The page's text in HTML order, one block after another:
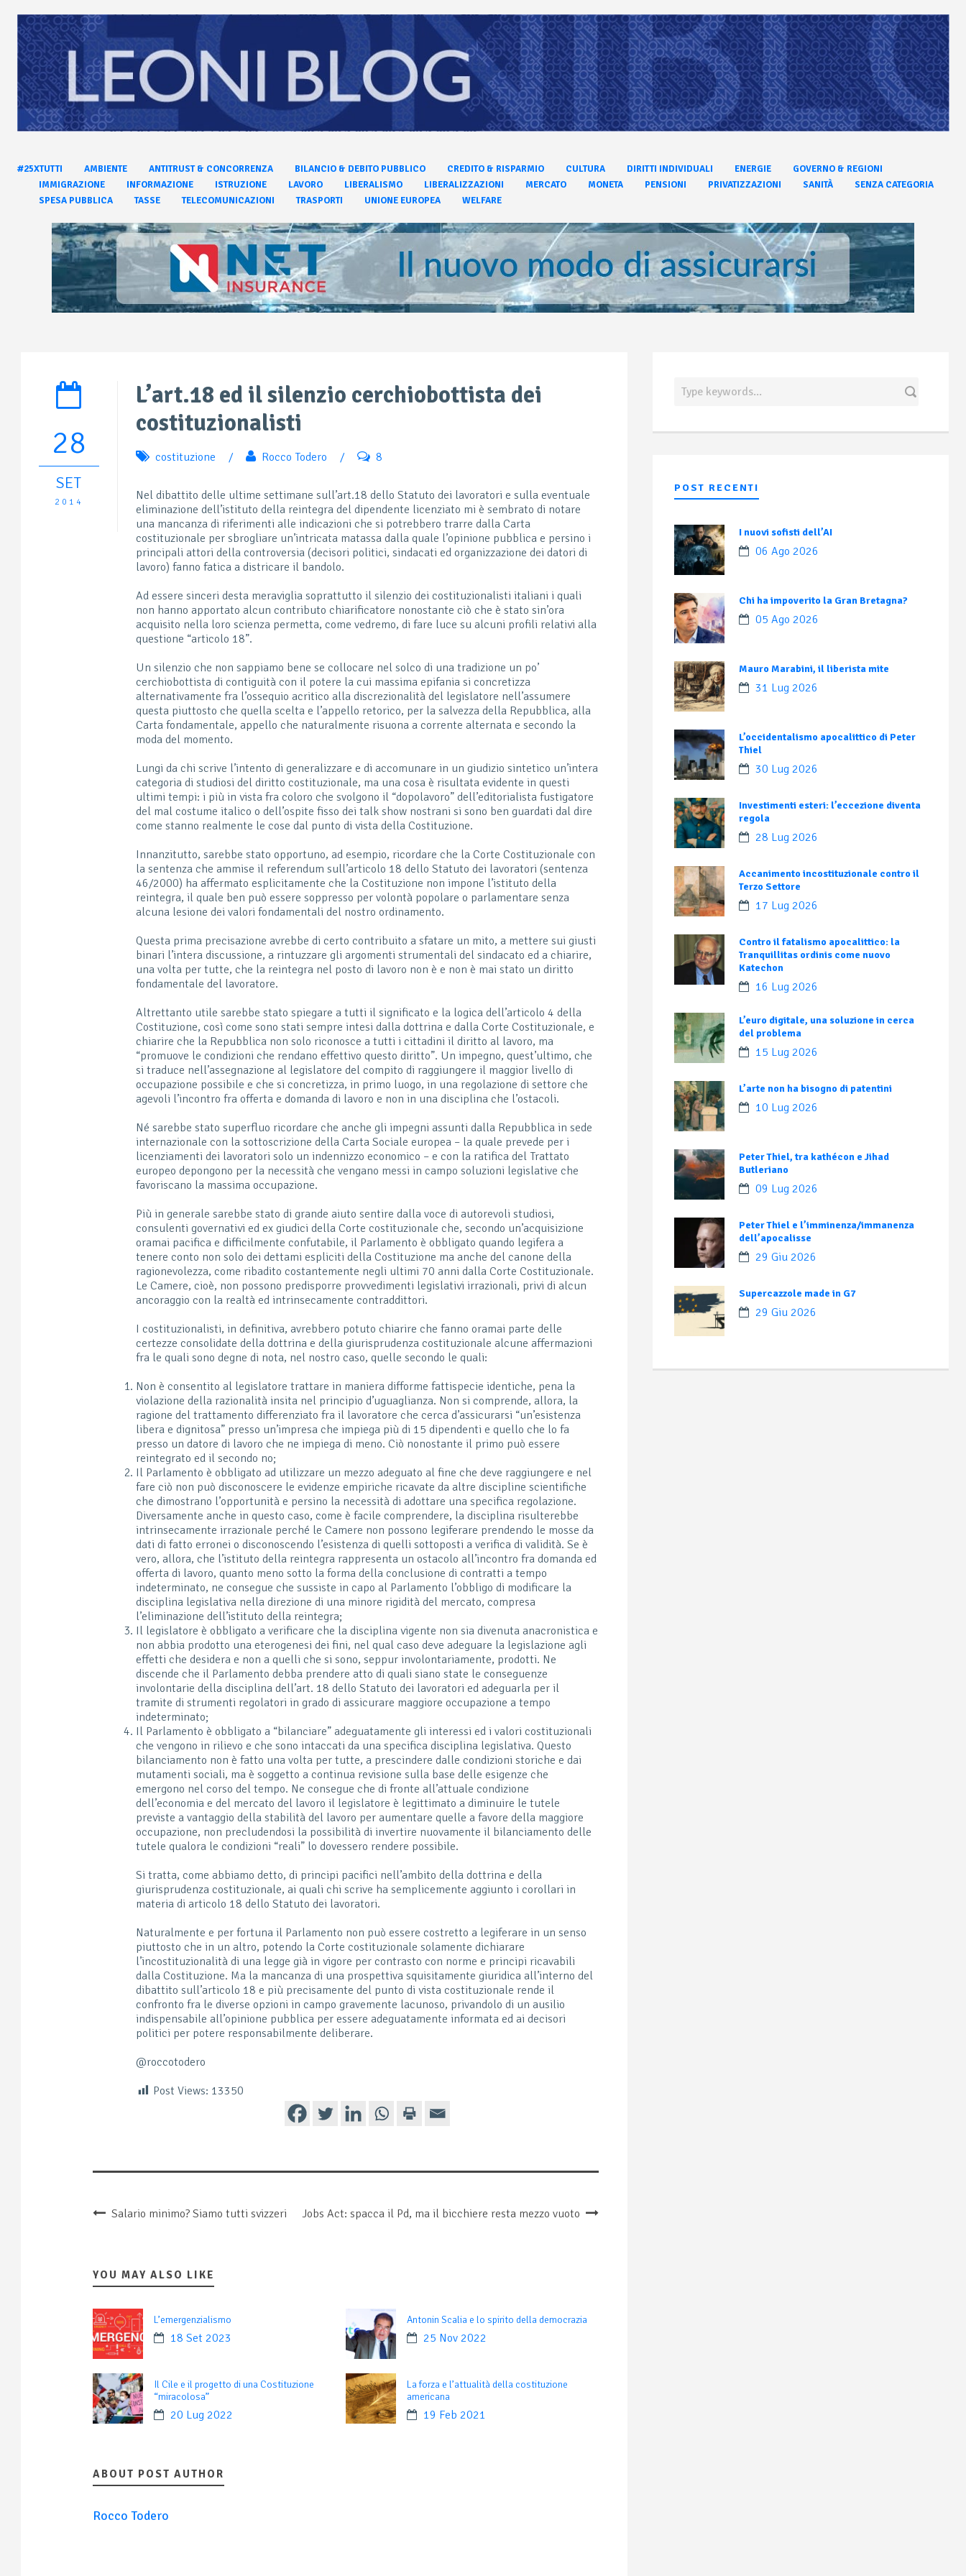
#25XTUTTI AMBIENTE ANTITRUST & CONCORRENZA BILANCIO & DEBITO PUBBLICO CREDITO & RISPARMIO CULTURA DIRITTI INDIVIDUALI ENERGIE
GOVERNO & REGIONI
IMMIGRAZIONE
INFORMAZIONE ISTRUZIONE LAVORO LIBERALISMO LIBERALIZZAZIONI MERCATO MONETA PENSIONI PRIVATIZZAZIONI SANITÀ
SENZA CATEGORIA
SPESA PUBBLICA
TASSE TELECOMUNICAZIONI TRASPORTI UNIONE EUROPEA WELFARE
28
SET
2014
L’art.18 ed il silenzio cerchiobottista dei
costituzionalisti
costituzione / Rocco Todero / 8
Nel dibattito delle ultime settimane sull’art.18 dello Statuto dei lavoratori e sulla eventuale
eliminazione dell’istituto della reintegra del dipendente licenziato mi è sembrato di notare
una mancanza di riferimenti alle indicazioni che si potrebbero trarre dalla Carta
costituzionale per sbrogliare un’intricata matassa dalla quale l’opinione pubblica e persino i
principali attori della controversia (decisori politici, sindacati ed organizzazione dei datori di
lavoro) fanno fatica a districare il bandolo.
Ad essere sinceri desta meraviglia soprattutto il silenzio dei costituzionalisti italiani i quali
non hanno apportato alcun contributo chiarificatore nonostante ciò che è stato sin’ora
acquisito nella loro scienza permetta, come vedremo, di fare luce su alcuni profili relativi alla
questione “articolo 18”.
Un silenzio che non sappiamo bene se collocare nel solco di una tradizione un po’
cerchiobottista di contiguità con il potere la cui massima epifania si concretizza
alternativamente fra l’ossequio acritico alla discrezionalità del legislatore nell’assumere
questa piuttosto che quella scelta e l’appello retorico, per la salvezza della Repubblica, alla
Carta fondamentale, appello che naturalmente risuona a corrente alternata e secondo la
moda del momento.
Lungi da chi scrive l’intento di generalizzare e di accomunare in un giudizio sintetico un’intera
categoria di studiosi del diritto costituzionale, ma una cosa è risultata evidente in questi
ultimi tempi: i più in vista fra coloro che svolgono il “dopolavoro” dell’editorialista fustigatore
del mal costume italico o dell’ospite fisso dei talk show nostrani si sono ben guardati dal dire
come stanno realmente le cose dal punto di vista della Costituzione.
Innanzitutto, sarebbe stato opportuno, ad esempio, ricordare che la Corte Costituzionale con
la sentenza che ammise il referendum sull’articolo 18 dello Statuto dei lavoratori (sentenza
46/2000) ha affermato esplicitamente che la Costituzione non impone l’istituto della
reintegra, il quale ben può essere soppresso per volontà popolare o parlamentare senza
alcuna lesione dei valori fondamentali del nostro ordinamento.
Questa prima precisazione avrebbe di certo contribuito a sfatare un mito, a mettere sui giusti
binari l’intera discussione, a rintuzzare gli argomenti strumentali del sindacato ed a chiarire,
una volta per tutte, che la reintegra nel posto di lavoro non è e non è mai stato un diritto
fondamentale del lavoratore.
Altrettanto utile sarebbe stato spiegare a tutti il significato e la logica dell’articolo 4 della
Costituzione, così come sono stati sempre intesi dalla dottrina e dalla Corte Costituzionale, e
chiarire che la Repubblica non solo riconosce a tutti i cittadini il diritto al lavoro, ma
“promuove le condizioni che rendano effettivo questo diritto”. Un impegno, quest’ultimo, che
si traduce nell’assegnazione al legislatore del compito di raggiungere il maggior livello di
occupazione possibile e che si concretizza, in primo luogo, in una regolazione di settore che
agevoli l’incontro fra offerta e domanda di lavoro e non in una disciplina che l’ostacoli.
Né sarebbe stato superfluo ricordare che anche gli impegni assunti dalla Repubblica in sede
internazionale con la sottoscrizione della Carta Sociale europea – la quale prevede per i
licenziamenti dei lavoratori solo un indennizzo economico – e con la ratifica del Trattato
europeo depongono per la necessità che vengano messi in campo soluzioni legislative che
favoriscano la massima occupazione.
Più in generale sarebbe stato di grande aiuto sentire dalla voce di autorevoli studiosi,
consulenti governativi ed ex giudici della Corte costituzionale che, secondo un’acquisizione
oramai pacifica e difficilmente confutabile, il Parlamento è obbligato quando legifera a
tenere conto non solo dei dettami espliciti della Costituzione ma anche del canone della
ragionevolezza, come ribadito costantemente negli ultimi 70 anni dalla Corte Costituzionale.
Le Camere, cioè, non possono predisporre provvedimenti legislativi irrazionali, privi di alcun
ancoraggio con la realtà ed intrinsecamente contraddittori.
I costituzionalisti, in definitiva, avrebbero potuto chiarire che fanno oramai parte delle
certezze consolidate della dottrina e della giurisprudenza costituzionale alcune affermazioni
fra le quali sono degne di nota, nel nostro caso, quelle secondo le quali:
Non è consentito al legislatore trattare in maniera difforme fattispecie identiche, pena la
violazione della razionalità insita nel principio d’uguaglianza. Non si comprende, allora, la
ragione del trattamento differenziato fra il lavoratore che cerca d’assicurarsi “un’esistenza
libera e dignitosa” presso un’impresa che impiega più di 15 dipendenti e quello che lo fa
presso un datore di lavoro che ne impiega di meno. Ciò nonostante il primo può essere
reintegrato ed il secondo no;
Il Parlamento è obbligato ad utilizzare un mezzo adeguato al fine che deve raggiungere e nel
fare ciò non può disconoscere le evidenze empiriche ricavate da altre discipline scientifiche
che dimostrano l’opportunità e persino la necessità di adottare una specifica regolazione.
Diversamente anche in questo caso, come è facile comprendere, la disciplina risulterebbe
intrinsecamente irrazionale perché le Camere non possono legiferare prendendo le mosse da
dati di fatto erronei o disconoscendo l’esistenza di quelli sottoposti a verifica di validità. Se è
vero, allora, che l’istituto della reintegra rappresenta un ostacolo all’incontro fra domanda ed
offerta di lavoro, quanto meno sotto la forma della conclusione di contratti a tempo
indeterminato, ne consegue che sussiste in capo al Parlamento l’obbligo di modificare la
disciplina legislativa nella direzione di una minore rigidità del mercato, compresa
l’eliminazione dell’istituto della reintegra;
Il legislatore è obbligato a verificare che la disciplina vigente non sia divenuta anacronistica e
non abbia prodotto una eterogenesi dei fini, nel qual caso deve adeguare la legislazione agli
effetti che desidera e non a quelli che si sono, seppur involontariamente, prodotti. Ne
discende che il Parlamento debba prendere atto di quali siano state le conseguenze
involontarie della disciplina dell’art. 18 dello Statuto dei lavoratori ed adeguarla per il
tramite di strumenti regolatori in grado di assicurare maggiore occupazione a tempo
indeterminato;
Il Parlamento è obbligato a “bilanciare” adeguatamente gli interessi ed i valori costituzionali
che vengono in rilievo e che sono intaccati da una specifica disciplina legislativa. Questo
bilanciamento non è fatto una volta per tutte, a prescindere dalle condizioni storiche e dai
mutamenti sociali, ma è soggetto a continua revisione sulla base delle esigenze che
emergono nel corso del tempo. Ne consegue che di fronte all’attuale condizione
dell’economia e del mercato del lavoro il legislatore è legittimato a diminuire le tutele
previste a vantaggio della stabilità del lavoro per aumentare quelle a favore della maggiore
occupazione, non precludendosi la possibilità di invertire nuovamente il bilanciamento delle
tutele qualora le condizioni “reali” lo dovessero rendere possibile.
Si tratta, come abbiamo detto, di principi pacifici nell’ambito della dottrina e della
giurisprudenza costituzionale, ai quali chi scrive ha semplicemente aggiunto i corollari in
materia di articolo 18 dello Statuto dei lavoratori.
Naturalmente e per fortuna il Parlamento non può essere costretto a legiferare in un senso
piuttosto che in un altro, potendo la Corte costituzionale solamente dichiarare
l’incostituzionalità di una legge già in vigore per contrasto con norme e principi ricavabili
dalla Costituzione. Ma la mancanza di una prospettiva squisitamente giuridica all’interno del
dibattito sull’articolo 18 e più precisamente del punto di vista costituzionale rende il
confronto fra le diverse opzioni in campo gravemente lacunoso, privandolo di un ausilio
indispensabile all’opinione pubblica per essere adeguatamente informata ed ai decisori
politici per potere responsabilmente deliberare.
@roccotodero
Post Views: 13350
Salario minimo? Siamo tutti svizzeri Jobs Act: spacca il Pd, ma il bicchiere resta mezzo vuoto
YOU MAY ALSO LIKE
L’emergenzialismo
18 Set 2023
Antonin Scalia e lo spirito della democrazia
25 Nov 2022
Il Cile e il progetto di una Costituzione
“miracolosa”
20 Lug 2022
La forza e l’attualità della costituzione
americana
19 Feb 2021
ABOUT POST AUTHOR
Rocco Todero
POST RECENTI
I nuovi sofisti dell’AI
06 Ago 2026
Chi ha impoverito la Gran Bretagna?
05 Ago 2026
Mauro Marabini, il liberista mite
31 Lug 2026
L’occidentalismo apocalittico di Peter
Thiel
30 Lug 2026
Investimenti esteri: l’eccezione diventa
regola
28 Lug 2026
Accanimento incostituzionale contro il
Terzo Settore
17 Lug 2026
Contro il fatalismo apocalittico: la
Tranquillitas ordinis come nuovo
Katechon
16 Lug 2026
L’euro digitale, una soluzione in cerca
del problema
15 Lug 2026
L’arte non ha bisogno di patentini
10 Lug 2026
Peter Thiel, tra kathécon e Jihad
Butleriano
09 Lug 2026
Peter Thiel e l’imminenza/immanenza
dell’apocalisse
29 Giu 2026
Supercazzole made in G7
29 Giu 2026